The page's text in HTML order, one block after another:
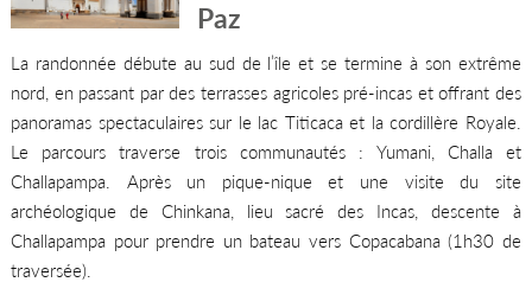
Paz
La randonnée débute au sud de l’île et se termine à son extrême
nord, en passant par des terrasses agricoles pré-incas et offrant des
panoramas spectaculaires sur le lac Titicaca et la cordillère Royale.
Le parcours traverse trois communautés : Yumani, Challa et
Challapampa. Après un pique-nique et une visite du site
archéologique de Chinkana, lieu sacré des Incas, descente à
Challapampa pour prendre un bateau vers Copacabana (1h30 de
traversée).